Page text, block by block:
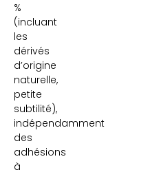
%
(incluant
les
dérivés
d’origine
naturelle,
petite
subtilité),
indépendamment
des
adhésions
à